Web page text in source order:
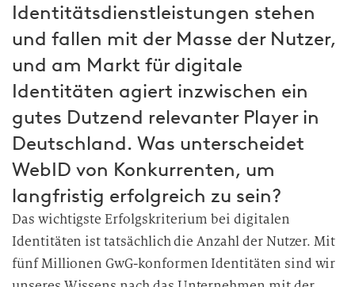
Identitätsdienstleistungen stehen
und fallen mit der Masse der Nutzer,
und am Markt für digitale
Identitäten agiert inzwischen ein
gutes Dutzend relevanter Player in
Deutschland. Was unterscheidet
WebID von Konkurrenten, um
langfristig erfolgreich zu sein?
Das wichtigste Erfolgskriterium bei digitalen
Identitäten ist tatsächlich die Anzahl der Nutzer. Mit
fünf Millionen GwG-konformen Identitäten sind wir